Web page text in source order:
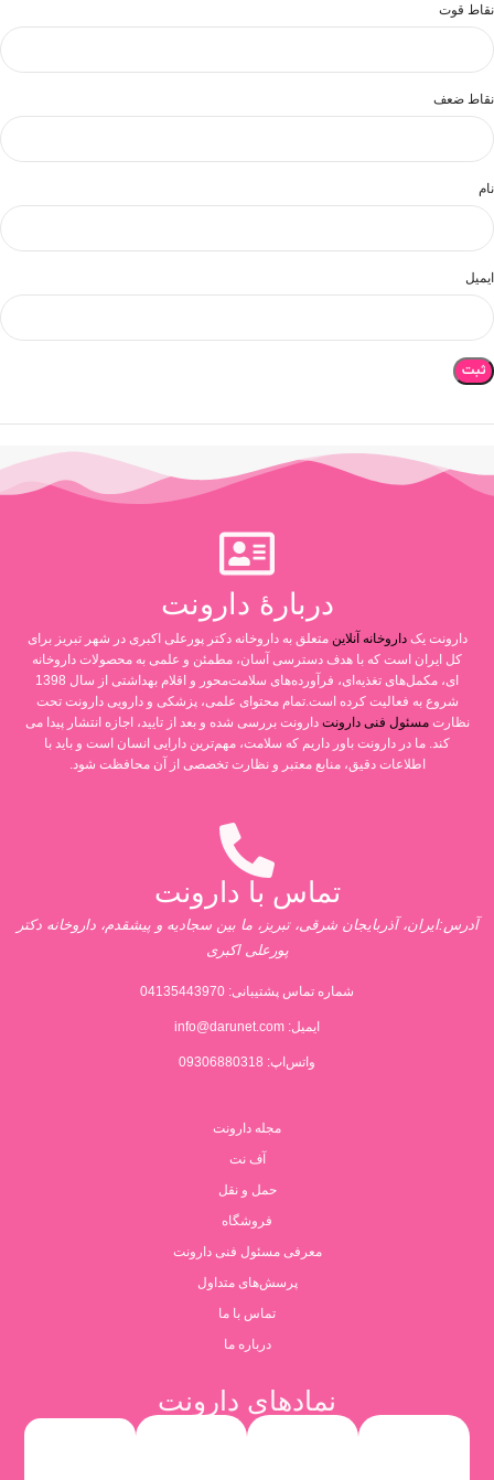
نقاط قوت
نقاط ضعف
نام
ایمیل
دربارۀ دارونت
دارونت یکداروخانه آنلاین متعلق به داروخانه دکتر پورعلی اکبری در شهر تبریز برای
کل ایران است که با هدف دسترسی آسان، مطمئن و علمی به محصولات داروخانه
ای، مکمل‌های تغذیه‌ای، فرآورده‌های سلامت‌محور و اقلام بهداشتی از سال 1398
شروع به فعالیت کرده است.تمام محتوای علمی، پزشکی و دارویی دارونت تحت
نظارتمسئول فنی دارونت دارونت بررسی شده و بعد از تایید، اجازه انتشار پیدا می
کند. ما در دارونت باور داریم که سلامت، مهم‌ترین دارایی انسان است و باید با
اطلاعات دقیق، منابع معتبر و نظارت تخصصی از آن محافظت شود.
تماس با دارونت
آدرس:ایران، آذربایجان شرقی، تبریز، ما بین سجادیه و پیشقدم، داروخانه دکتر
پورعلی اکبری
شماره تماس پشتیبانی: 04135443970
ایمیل: info@darunet.com
واتس‌اپ: 09306880318
مجله دارونت
آف نت
حمل و نقل
فروشگاه
معرفی مسئول فنی دارونت
پرسش‌های متداول
تماس با ما
درباره ما
نمادهای دارونت